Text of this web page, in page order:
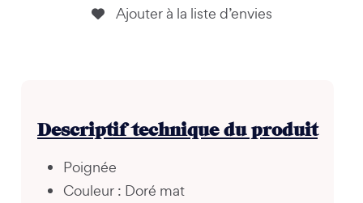
Ajouter à la liste d’envies
Descriptif technique du produit
Poignée
Couleur : Doré mat